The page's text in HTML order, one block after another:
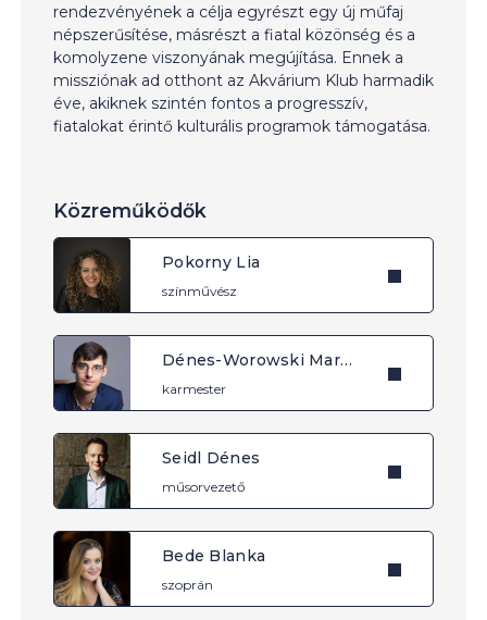
rendezvényének a célja egyrészt egy új műfaj
népszerűsítése, másrészt a fiatal közönség és a
komolyzene viszonyának megújítása. Ennek a
missziónak ad otthont az Akvárium Klub harmadik
éve, akiknek szintén fontos a progresszív,
fiatalokat érintő kulturális programok támogatása.
Közreműködők
Pokorny Lia
színművész
Dénes-Worowski Marcell
karmester
Seidl Dénes
műsorvezető
Bede Blanka
szoprán